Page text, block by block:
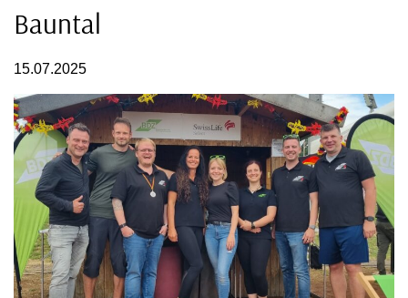
Bauntal
15.07.2025